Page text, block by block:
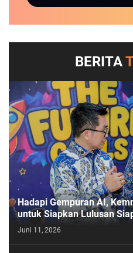
BERITA
Hadapi Gempuran AI,
untuk Siapkan Lulusan
Juni 11, 2026